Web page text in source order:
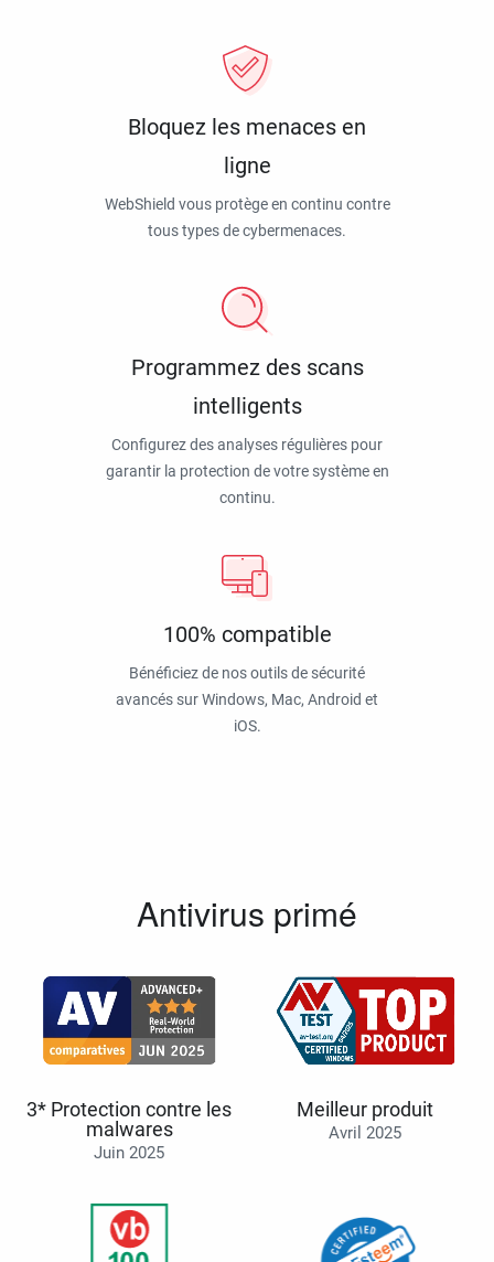
Bloquez les menaces en
ligne
WebShield vous protège en continu contre
tous types de cybermenaces.
Programmez des scans
intelligents
Configurez des analyses régulières pour
garantir la protection de votre système en
continu.
100% compatible
Bénéficiez de nos outils de sécurité
avancés sur Windows, Mac, Android et
iOS.
Antivirus primé
3* Protection contre les
malwares
Juin 2025
Meilleur produit
Avril 2025